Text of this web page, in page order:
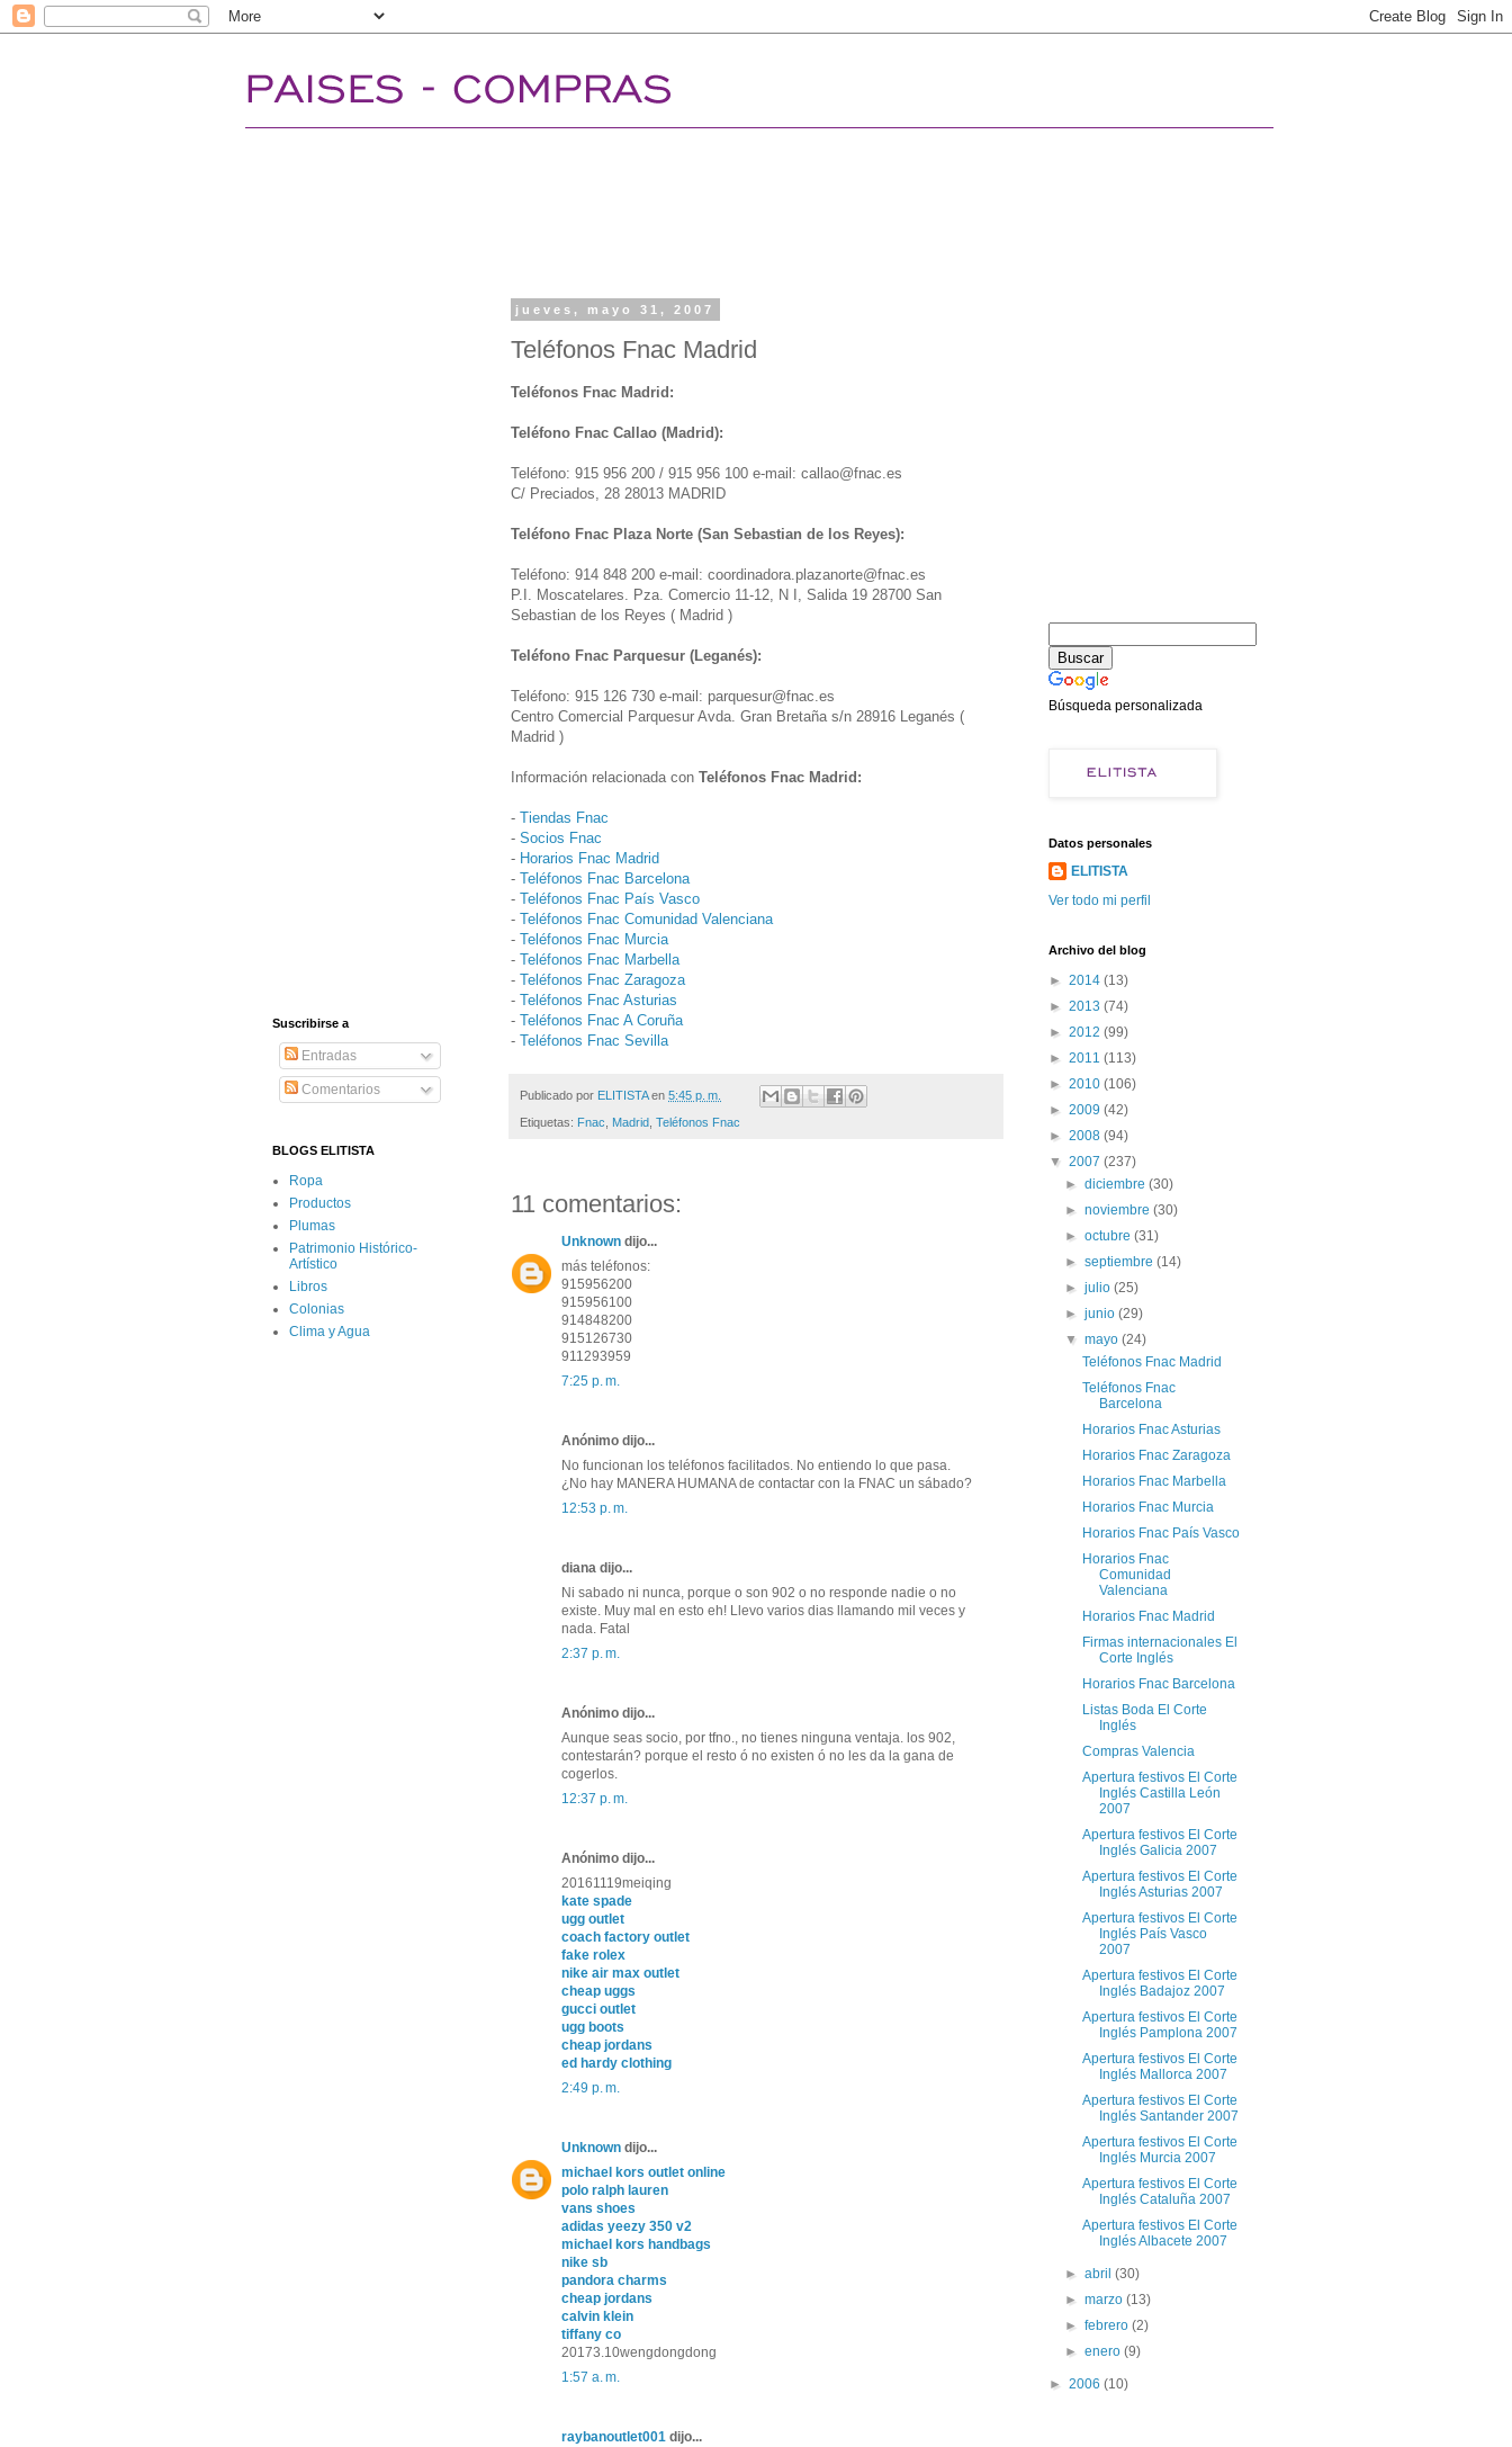
jueves, mayo 31, 2007
Teléfonos Fnac Madrid
Teléfonos Fnac Madrid:
Teléfono Fnac Callao (Madrid):
Teléfono: 915 956 200 / 915 956 100 e-mail: callao@fnac.es
C/ Preciados, 28 28013 MADRID
Teléfono Fnac Plaza Norte (San Sebastian de los Reyes):
Teléfono: 914 848 200 e-mail: coordinadora.plazanorte@fnac.es
P.I. Moscatelares. Pza. Comercio 11-12, N I, Salida 19 28700 San
Sebastian de los Reyes ( Madrid )
Teléfono Fnac Parquesur (Leganés):
Teléfono: 915 126 730 e-mail: parquesur@fnac.es
Centro Comercial Parquesur Avda. Gran Bretaña s/n 28916 Leganés (
Madrid )
Información relacionada con Teléfonos Fnac Madrid:
- Tiendas Fnac
- Socios Fnac
- Horarios Fnac Madrid
- Teléfonos Fnac Barcelona
- Teléfonos Fnac País Vasco
- Teléfonos Fnac Comunidad Valenciana
- Teléfonos Fnac Murcia
- Teléfonos Fnac Marbella
- Teléfonos Fnac Zaragoza
- Teléfonos Fnac Asturias
- Teléfonos Fnac A Coruña
- Teléfonos Fnac Sevilla
Publicado por ELITISTA en 5:45 p. m.
Etiquetas: Fnac Madrid Teléfonos Fnac
11 comentarios:
Unknown dijo...
más teléfonos:
915956200
915956100
914848200
915126730
911293959
7:25 p. m.
Anónimo dijo...
No funcionan los teléfonos facilitados. No entiendo lo que pasa.
¿No hay MANERA HUMANA de contactar con la FNAC un sábado?
12:53 p. m.
diana dijo...
Ni sabado ni nunca, porque o son 902 o no responde nadie o no
existe. Muy mal en esto eh! Llevo varios dias llamando mil veces y
nada. Fatal
2:37 p. m.
Anónimo dijo...
Aunque seas socio, por tfno., no tienes ninguna ventaja. los 902,
contestarán? porque el resto ó no existen ó no les da la gana de
cogerlos.
12:37 p. m.
Anónimo dijo...
20161119meiqing
kate spade
ugg outlet
coach factory outlet
fake rolex
nike air max outlet
cheap uggs
gucci outlet
ugg boots
cheap jordans
ed hardy clothing
2:49 p. m.
Unknown dijo...
michael kors outlet online
polo ralph lauren
vans shoes
adidas yeezy 350 v2
michael kors handbags
nike sb
pandora charms
cheap jordans
calvin klein
tiffany co
20173.10wengdongdong
1:57 a. m.
raybanoutlet001 dijo...
Suscribirse a
Entradas
Comentarios
BLOGS ELITISTA
Ropa
Productos
Plumas
Patrimonio Histórico-
Artístico
Libros
Colonias
Clima y Agua
Búsqueda personalizada
Datos personales
ELITISTA
Ver todo mi perfil
Archivo del blog
► 2014 (13)
► 2013 (74)
► 2012 (99)
► 2011 (113)
► 2010 (106)
► 2009 (42)
► 2008 (94)
▼ 2007 (237)
►diciembre(30)
►noviembre(30)
►octubre(31)
►septiembre(14)
►julio(25)
►junio(29)
▼mayo(24)
Teléfonos Fnac Madrid
Teléfonos Fnac
Barcelona
Horarios Fnac Asturias
Horarios Fnac Zaragoza
Horarios Fnac Marbella
Horarios Fnac Murcia
Horarios Fnac País Vasco
Horarios Fnac
Comunidad
Valenciana
Horarios Fnac Madrid
Firmas internacionales El
Corte Inglés
Horarios Fnac Barcelona
Listas Boda El Corte
Inglés
Compras Valencia
Apertura festivos El Corte
Inglés Castilla León
2007
Apertura festivos El Corte
Inglés Galicia 2007
Apertura festivos El Corte
Inglés Asturias 2007
Apertura festivos El Corte
Inglés País Vasco
2007
Apertura festivos El Corte
Inglés Badajoz 2007
Apertura festivos El Corte
Inglés Pamplona 2007
Apertura festivos El Corte
Inglés Mallorca 2007
Apertura festivos El Corte
Inglés Santander 2007
Apertura festivos El Corte
Inglés Murcia 2007
Apertura festivos El Corte
Inglés Cataluña 2007
Apertura festivos El Corte
Inglés Albacete 2007
►abril(30)
►marzo(13)
►febrero(2)
►enero(9)
► 2006 (10)